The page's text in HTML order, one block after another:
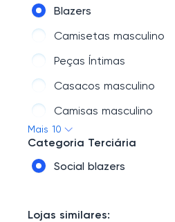
Básicos
Jeans
Blazers
Camisetas masculino
Peças Íntimas
Casacos masculino
Camisas masculino
Bermudas masculino
Calças masculino
Polos masculino
Mais 10
Categoria Terciária
Social blazers
Lojas similares: